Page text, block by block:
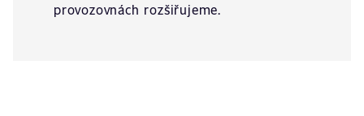
provozovnách rozšiřujeme.